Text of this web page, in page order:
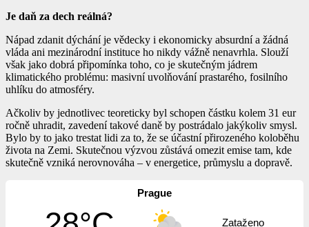
Je daň za dech reálná?
Nápad zdanit dýchání je vědecky i ekonomicky absurdní a žádná
vláda ani mezinárodní instituce ho nikdy vážně nenavrhla. Slouží
však jako dobrá připomínka toho, co je skutečným jádrem
klimatického problému: masivní uvolňování prastarého, fosilního
uhlíku do atmosféry.
Ačkoliv by jednotlivec teoreticky byl schopen částku kolem 31 eur
ročně uhradit, zavedení takové daně by postrádalo jakýkoliv smysl.
Bylo by to jako trestat lidi za to, že se účastní přirozeného koloběhu
života na Zemi. Skutečnou výzvou zůstává omezit emise tam, kde
skutečně vzniká nerovnováha – v energetice, průmyslu a dopravě.
Prague
Zataženo